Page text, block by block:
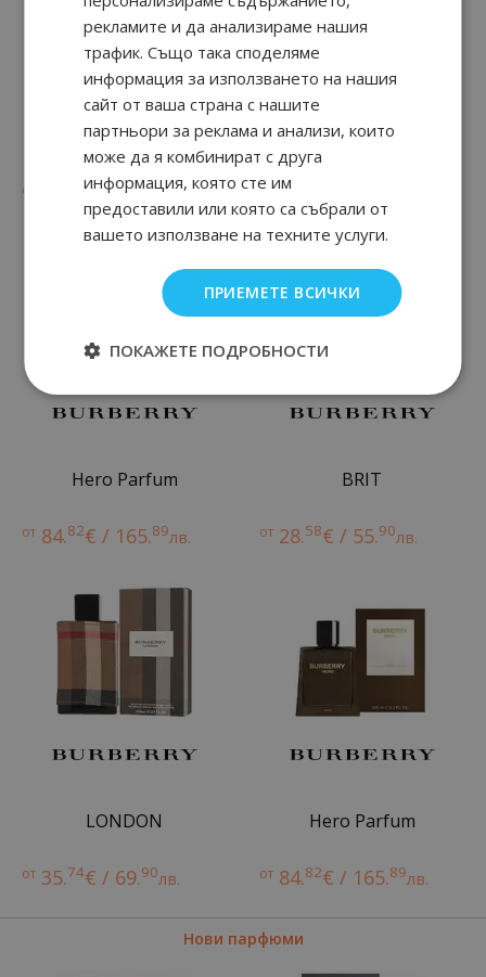
Hero Eau de Parfum
от 48€ / 135.89лв.
Hero Parfum
от 84.
Hero Parfum
от 84.82€ / 165.89лв.
BRIT
от 28.58€ / 55.90лв.
LONDON
от 35.74€ / 69.90лв.
Hero Parfum
от 84.82€ / 165.89лв.
Нови парфюми
рекламите и да анализираме нашия
трафик. Също така споделяме
информация за използването на нашия
сайт от ваша страна с нашите
партньори за реклама и анализи, които
може да я комбинират с друга
информация, която сте им
предоставили или която са събрали от
вашето използване на техните услуги.
ПРИЕМЕТЕ ВСИЧКИ
ПОКАЖЕТЕ ПОДРОБНОСТИ